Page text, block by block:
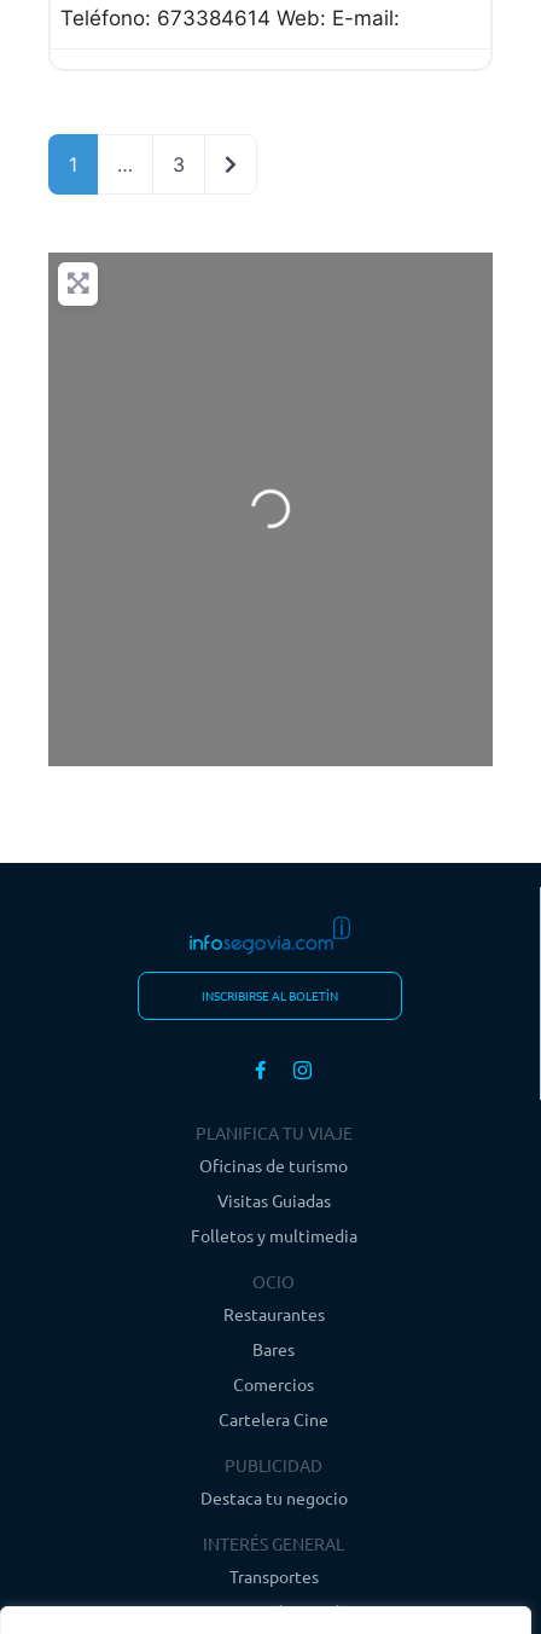
Teléfono: 673384614 Web: E-mail:
1 … 3 Entradas anteriores
Cargando…
INSCRIBIRSE AL BOLETÍN
PLANIFICA TU VIAJE
Oficinas de turismo
Visitas Guiadas
Folletos y multimedia
OCIO
Restaurantes
Bares
Comercios
Cartelera Cine
PUBLICIDAD
Destaca tu negocio
INTERÉS GENERAL
Transportes
Farmacias de guardia